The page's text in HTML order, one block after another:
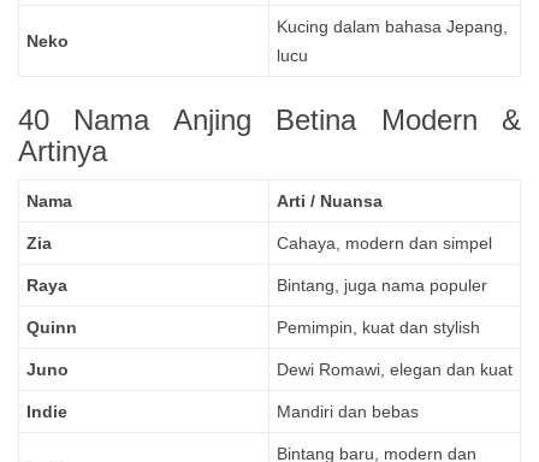
Neko
Kucing dalam bahasa Jepang,
lucu
40 Nama Anjing Betina Modern &
Artinya
Nama Arti / Nuansa
Zia Cahaya, modern dan simpel
Raya Bintang, juga nama populer
Quinn Pemimpin, kuat dan stylish
Juno Dewi Romawi, elegan dan kuat
Indie Mandiri dan bebas
Bintang baru, modern dan